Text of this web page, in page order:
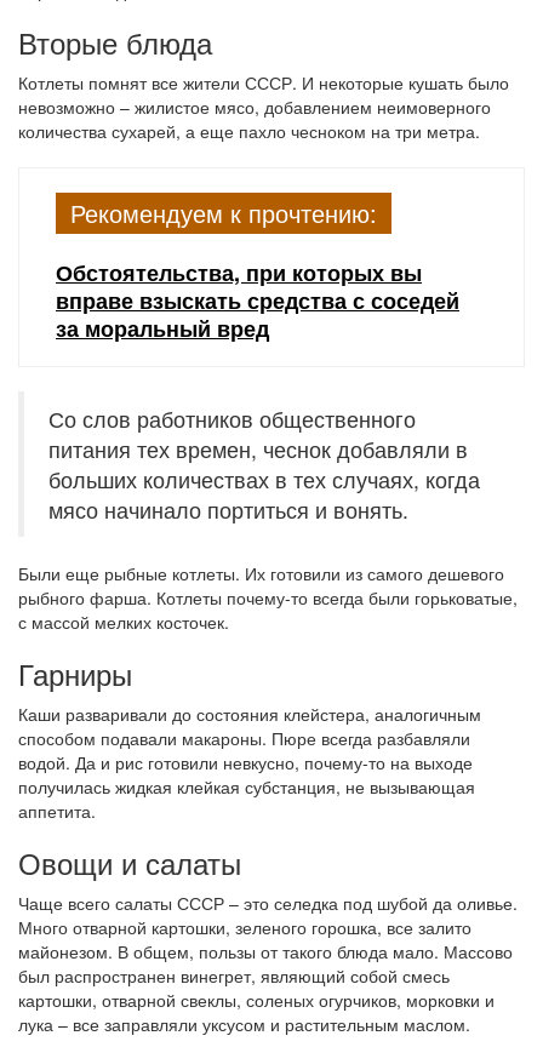
Вторые блюда
Котлеты помнят все жители СССР. И некоторые кушать было
невозможно – жилистое мясо, добавлением неимоверного
количества сухарей, а еще пахло чесноком на три метра.
Рекомендуем к прочтению:
Обстоятельства, при которых вы
вправе взыскать средства с соседей
за моральный вред
Со слов работников общественного
питания тех времен, чеснок добавляли в
больших количествах в тех случаях, когда
мясо начинало портиться и вонять.
Были еще рыбные котлеты. Их готовили из самого дешевого
рыбного фарша. Котлеты почему-то всегда были горьковатые,
с массой мелких косточек.
Гарниры
Каши разваривали до состояния клейстера, аналогичным
способом подавали макароны. Пюре всегда разбавляли
водой. Да и рис готовили невкусно, почему-то на выходе
получилась жидкая клейкая субстанция, не вызывающая
аппетита.
Овощи и салаты
Чаще всего салаты СССР – это селедка под шубой да оливье.
Много отварной картошки, зеленого горошка, все залито
майонезом. В общем, пользы от такого блюда мало. Массово
был распространен винегрет, являющий собой смесь
картошки, отварной свеклы, соленых огурчиков, морковки и
лука – все заправляли уксусом и растительным маслом.